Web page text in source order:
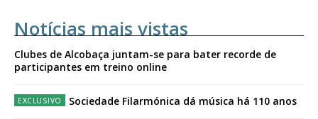
Notícias mais vistas
Clubes de Alcobaça juntam-se para bater recorde de
participantes em treino online
Sociedade Filarmónica dá música há 110 anos